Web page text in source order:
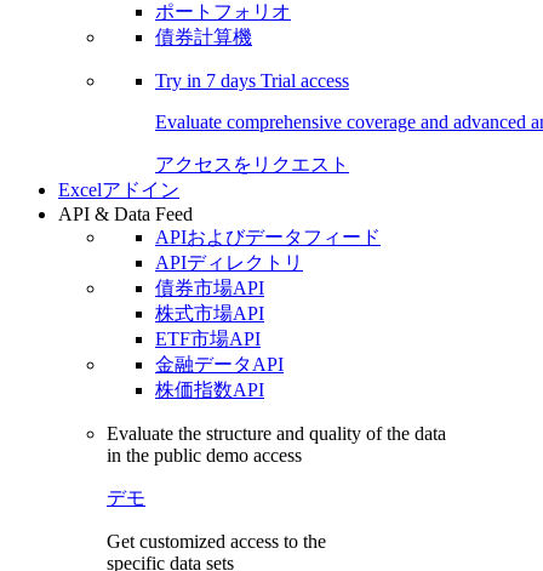
ポートフォリオ
債券計算機
Try in 7 days Trial access
Evaluate comprehensive coverage and advanced
アクセスをリクエスト
Excelアドイン
API & Data Feed
APIおよびデータフィード
APIディレクトリ
債券市場API
株式市場API
ETF市場API
金融データAPI
株価指数API
Evaluate the structure and quality of the data
in the public demo access
デモ
Get customized access to the
specific data sets